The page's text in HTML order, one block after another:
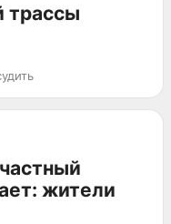
трассы
жители